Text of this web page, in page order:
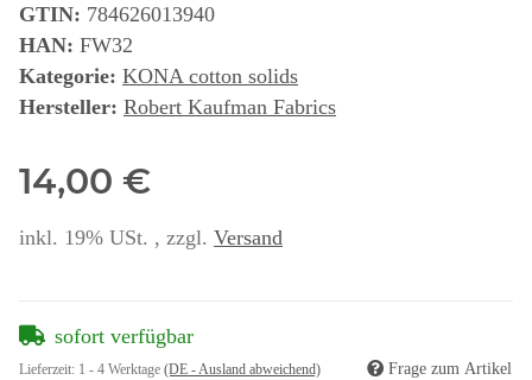
GTIN: 784626013940
HAN: FW32
Kategorie: KONA cotton solids
Hersteller: Robert Kaufman Fabrics
14,00 €
inkl. 19% USt. , zzgl. Versand
sofort verfügbar
Lieferzeit: 1 - 4 Werktage (DE - Ausland abweichend) Frage zum Artikel